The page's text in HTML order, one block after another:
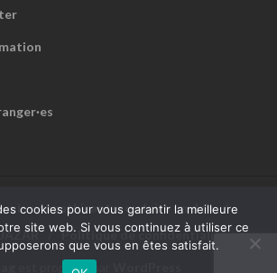
sympathisant·e ou faire un don
Politique de confidentialité
est propulsé par
cookies pour vous garantir la meilleure
site web. Si vous continuez à utiliser ce
que vous en êtes satisfait.